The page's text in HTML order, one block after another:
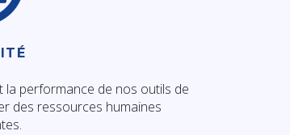
la performance de nos outils de
des ressources humaines